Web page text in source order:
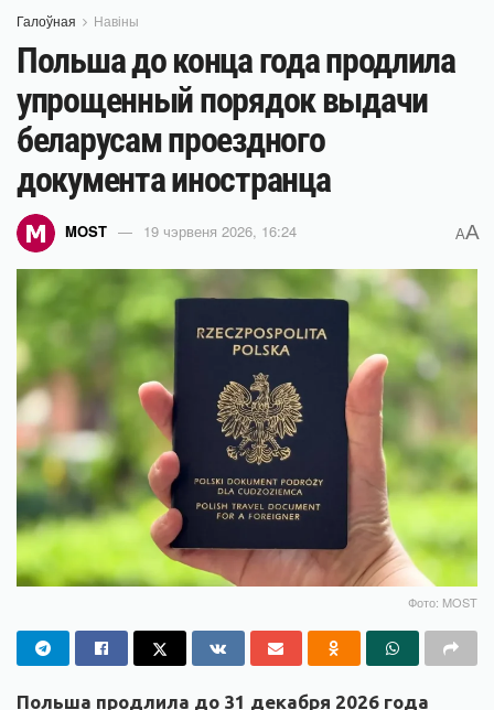
Галоўная Навіны
Польша до конца года продлила
упрощенный порядок выдачи
беларусам проездного
документа иностранца
MOST 19 чэрвеня 2026, 16:24 AA
Фото: MOST
Польша продлила до 31 декабря 2026 года